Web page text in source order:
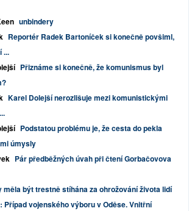
unbindery
Reportér Radek Bartoníček si konečně povšiml,
...
Přiznáme si konečně, že komunismus byl
Karel Dolejší nerozlišuje mezi komunistickými
Podstatou problému je, že cesta do pekla
úmysly
Pár předběžných úvah při čtení Gorbačovova
měla být trestně stíhána za ohrožování života lidí
Případ vojenského výboru v Oděse. Vnitřní